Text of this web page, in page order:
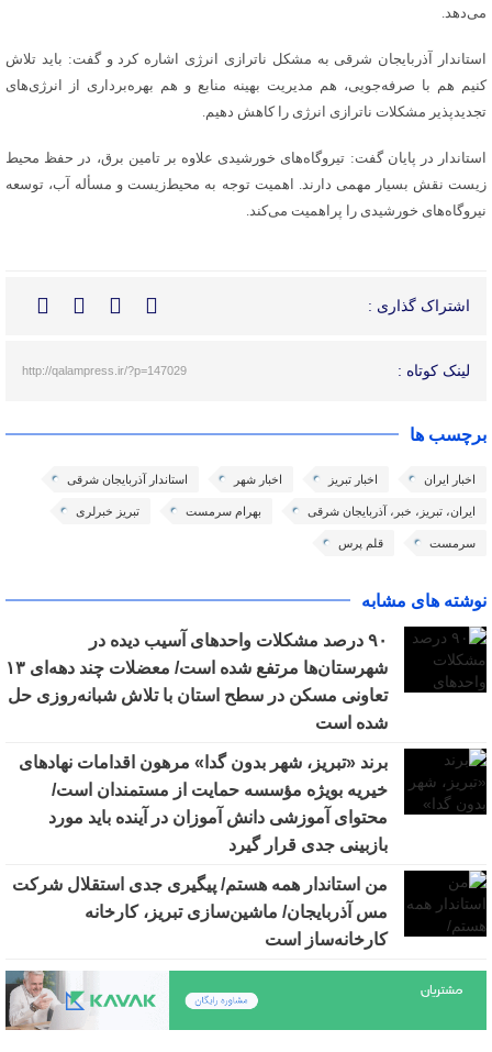
می‌دهد.
استاندار آذربایجان شرقی به مشکل ناترازی انرژی اشاره کرد و گفت: باید تلاش
کنیم هم با صرفه‌جویی، هم مدیریت بهینه منابع و هم بهره‌برداری از انرژی‌های
تجدیدپذیر مشکلات ناترازی انرژی را کاهش دهیم.
استاندار در پایان گفت: تیروگاه‌های خورشیدی علاوه بر تامین برق، در حفظ محیط
زیست نقش بسیار مهمی دارند. اهمیت توجه به محیط‌زیست و مسأله آب، توسعه
نیروگاه‌های خورشیدی را پراهمیت می‌کند.
اشتراک گذاری :
لینک کوتاه : http://qalampress.ir/?p=147029
برچسب ها
اخبار ایران اخبار تبریز اخبار شهر استاندار آذربایجان شرقی
ایران، تبریز، خبر، آذربایجان شرقی بهرام سرمست تبریز خبرلری
سرمست قلم پرس
نوشته های مشابه
٩٠ درصد مشکلات واحدهای آسیب دیده در
شهرستان‌ها مرتفع شده است/ معضلات چند دهه‌ای ١٣
تعاونی مسکن در سطح استان با تلاش شبانه‌روزی حل
شده است
برند «تبریز، شهر بدون گدا» مرهون اقدامات نهادهای
خیریه بویژه مؤسسه حمایت از مستمندان است/
محتوای آموزشی دانش آموزان در آینده باید مورد
بازبینی جدی قرار گیرد
من استاندار همه هستم/ پیگیری جدی استقلال شرکت
مس آذربایجان/ ماشین‌سازی تبریز، کارخانه
کارخانه‌ساز است